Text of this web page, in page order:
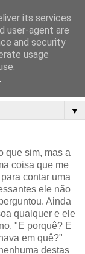
▼
que sim, mas a
coisa que me
contar uma
ele não
Ainda
qualquer e ele
"E porquê? E
em quê?"
destas
its services
user-agent are
and security
usage